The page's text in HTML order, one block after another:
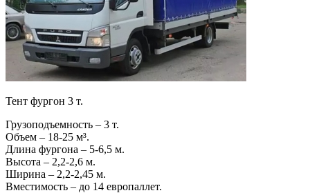
Тент фургон 3 т.
Грузоподъемность – 3 т.
Объем – 18-25 м³.
Длина фургона – 5-6,5 м.
Высота – 2,2-2,6 м.
Ширина – 2,2-2,45 м.
Вместимость – до 14 европаллет.